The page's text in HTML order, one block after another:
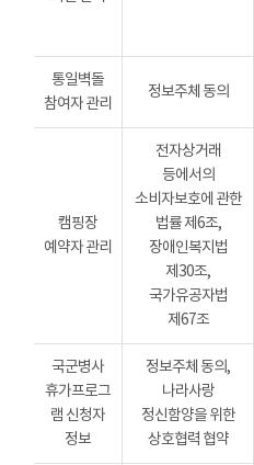
통일벽돌
참여자 관리
정보주체 동의
캠핑장
예약자 관리
전자상거래
등에서의
소비자보호에 관한
법률 제6조,
장애인복지법
제30조,
국가유공자법
제67조
국군병사
휴가프로그
램 신청자
정보
정보주체 동의,
나라사랑
정신함양을 위한
상호협력 협약